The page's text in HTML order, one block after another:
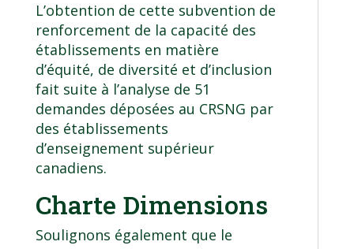
L’obtention de cette subvention de
renforcement de la capacité des
établissements en matière
d’équité, de diversité et d’inclusion
fait suite à l’analyse de 51
demandes déposées au CRSNG par
des établissements
d’enseignement supérieur
canadiens.
Charte Dimensions
Soulignons également que le